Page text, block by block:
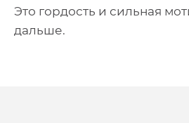
Это гордость и сильная
дальше.